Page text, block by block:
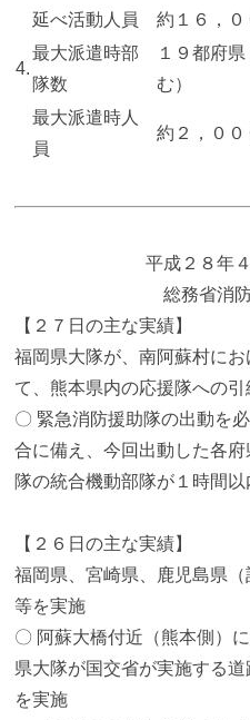
延べ活動人員 約１６，０
4.
最大派遣時部
隊数
１９都府
む）
最大派遣時人
員
約２，００
平成２８年
総務省消
【２７日の主な実績】
福岡県大隊が、南阿蘇村に
て、熊本県内の応援隊への引
〇 緊急消防援助隊の出動を
合に備え、今回出動した各
隊の統合機動部隊が１時間
【２６日の主な実績】
福岡県、宮崎県、鹿児島県
等を実施
〇 阿蘇大橋付近（熊本側）
県大隊が国交省が実施する
を実施